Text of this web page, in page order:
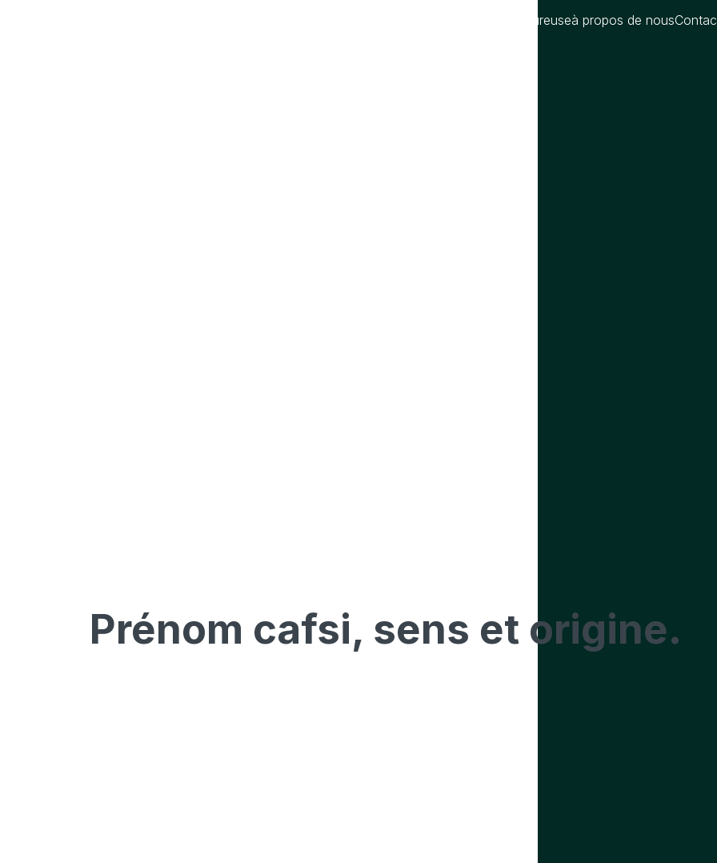
Compatibilite amoureuseà propos de nous
Prénom cafsi, sens et origine.